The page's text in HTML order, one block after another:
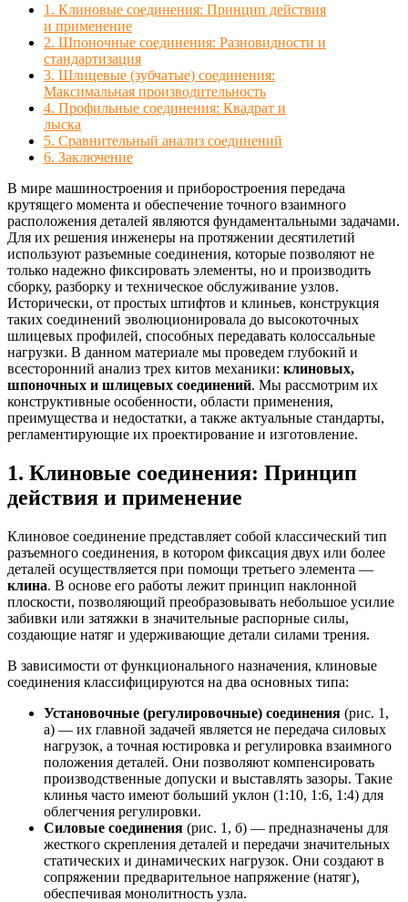
1. Клиновые соединения: Принцип действия
и применение
2. Шпоночные соединения: Разновидности и
стандартизация
3. Шлицевые (зубчатые) соединения:
Максимальная производительность
4. Профильные соединения: Квадрат и
лыска
5. Сравнительный анализ соединений
6. Заключение
В мире машиностроения и приборостроения передача
крутящего момента и обеспечение точного взаимного
расположения деталей являются фундаментальными задачами.
Для их решения инженеры на протяжении десятилетий
используют разъемные соединения, которые позволяют не
только надежно фиксировать элементы, но и производить
сборку, разборку и техническое обслуживание узлов.
Исторически, от простых штифтов и клиньев, конструкция
таких соединений эволюционировала до высокоточных
шлицевых профилей, способных передавать колоссальные
нагрузки. В данном материале мы проведем глубокий и
всесторонний анализ трех китов механики: клиновых,
шпоночных и шлицевых соединений. Мы рассмотрим их
конструктивные особенности, области применения,
преимущества и недостатки, а также актуальные стандарты,
регламентирующие их проектирование и изготовление.
1. Клиновые соединения: Принцип
действия и применение
Клиновое соединение представляет собой классический тип
разъемного соединения, в котором фиксация двух или более
деталей осуществляется при помощи третьего элемента —
клина. В основе его работы лежит принцип наклонной
плоскости, позволяющий преобразовывать небольшое усилие
забивки или затяжки в значительные распорные силы,
создающие натяг и удерживающие детали силами трения.
В зависимости от функционального назначения, клиновые
соединения классифицируются на два основных типа:
Установочные (регулировочные) соединения (рис. 1,
а) — их главной задачей является не передача силовых
нагрузок, а точная юстировка и регулировка взаимного
положения деталей. Они позволяют компенсировать
производственные допуски и выставлять зазоры. Такие
клинья часто имеют больший уклон (1:10, 1:6, 1:4) для
облегчения регулировки.
Силовые соединения (рис. 1, б) — предназначены для
жесткого скрепления деталей и передачи значительных
статических и динамических нагрузок. Они создают в
сопряжении предварительное напряжение (натяг),
обеспечивая монолитность узла.